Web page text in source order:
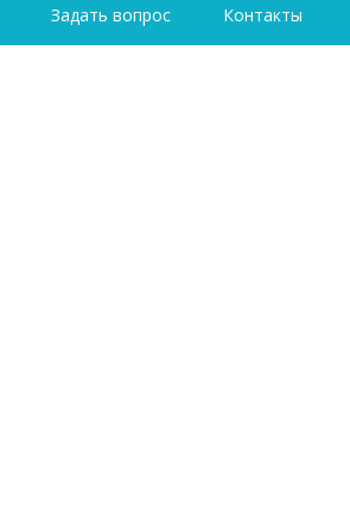
Задать вопрос Контакты